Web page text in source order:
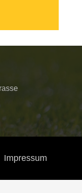
Impressum